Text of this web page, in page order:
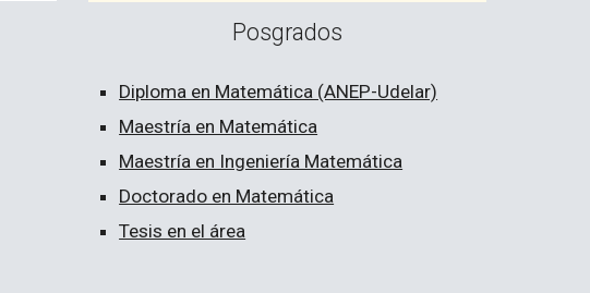
Posgrados
Diploma en Matemática (ANEP-Udelar)
Maestría en Matemática
Maestría en Ingeniería Matemática
Doctorado en Matemática
Tesis en el área